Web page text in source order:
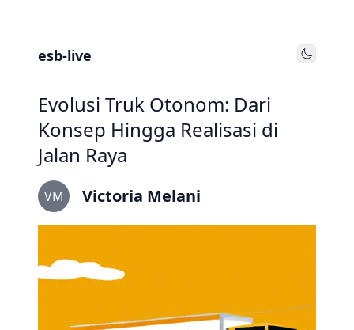
esb-live Toggle
Evolusi Truk Otonom: Dari
Konsep Hingga Realisasi di
Jalan Raya
VM Victoria Melani